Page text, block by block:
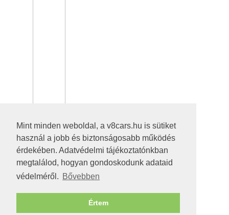
Mint minden weboldal, a v8cars.hu is sütiket
használ a jobb és biztonságosabb működés
érdekében. Adatvédelmi tájékoztatónkban
megtalálod, hogyan gondoskodunk adataid
védelméről. Bővebben
Értem